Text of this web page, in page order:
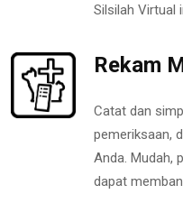
Silsilah Virtual
Rekam
Catat dan
pemeriksaan,
Anda. Mudah,
dapat